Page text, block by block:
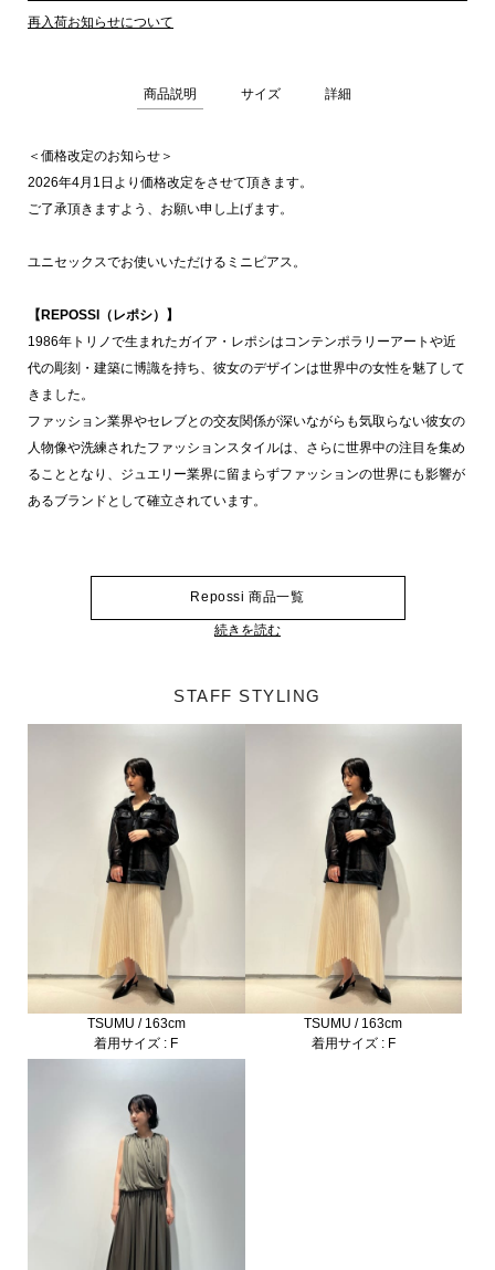
再入荷お知らせについて
商品説明 サイズ 詳細
＜価格改定のお知らせ＞
2026年4月1日より価格改定をさせて頂きます。
ご了承頂きますよう、お願い申し上げます。
ユニセックスでお使いいただけるミニピアス。
【REPOSSI（レポシ）】
1986年トリノで生まれたガイア・レポシはコンテンポラリーアートや近
代の彫刻・建築に博識を持ち、彼女のデザインは世界中の女性を魅了して
きました。
ファッション業界やセレブとの交友関係が深いながらも気取らない彼女の
人物像や洗練されたファッションスタイルは、さらに世界中の注目を集め
ることとなり、ジュエリー業界に留まらずファッションの世界にも影響が
あるブランドとして確立されています。
Repossi 商品一覧
続きを読む
STAFF STYLING
TSUMU / 163cm
着用サイズ : F
TSUMU / 163cm
着用サイズ : F